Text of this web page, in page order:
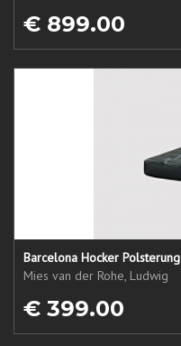
€ 899.00
Barcelona Hocker Polsterung
Mies van der Rohe, Ludwig
€ 399.00